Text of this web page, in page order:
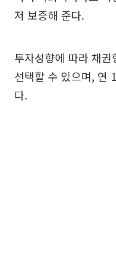
저 보증해 준다.
투자성향에 따라 채
선택할 수 있으며, 연
다.